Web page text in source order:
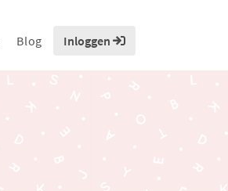
Blog Inloggen